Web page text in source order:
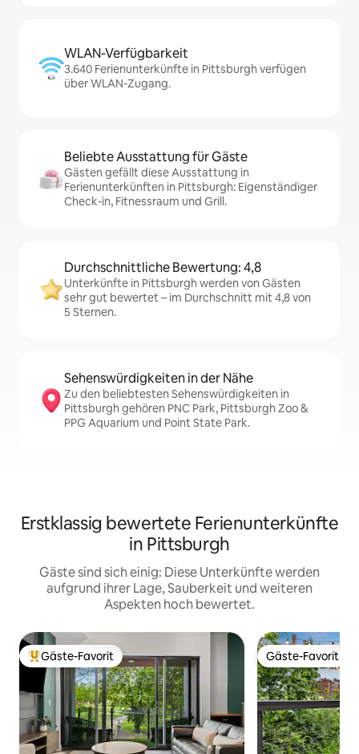
WLAN-Verfügbarkeit
3.640 Ferienunterkünfte in Pittsburgh verfügen
über WLAN-Zugang.
Beliebte Ausstattung für Gäste
Gästen gefällt diese Ausstattung in
Ferienunterkünften in Pittsburgh: Eigenständiger
Check-in, Fitnessraum und Grill.
Durchschnittliche Bewertung: 4,8
Unterkünfte in Pittsburgh werden von Gästen
sehr gut bewertet – im Durchschnitt mit 4,8 von
5 Sternen.
Sehenswürdigkeiten in der Nähe
Zu den beliebtesten Sehenswürdigkeiten in
Pittsburgh gehören PNC Park, Pittsburgh Zoo &
PPG Aquarium und Point State Park.
Erstklassig bewertete Ferienunterkünfte
in Pittsburgh
Gäste sind sich einig: Diese Unterkünfte werden
aufgrund ihrer Lage, Sauberkeit und weiteren
Aspekten hoch bewertet.
Beliebter Gäste-Favorit.
Gäste-Favorit Gäste-Favorit
Gäste-Favorit